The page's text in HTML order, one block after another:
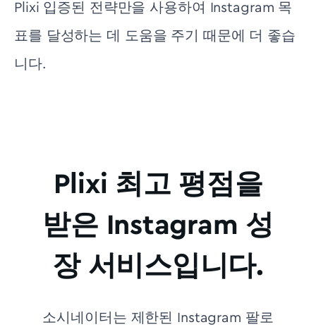
Plixi 입증된 전략만을 사용하여 Instagram 목
표를 달성하는 데 도움을 주기 때문에 더 좋습
니다.
Plixi 최고 평점을
받은 Instagram 성
장 서비스입니다.
소시네이터는 제한된 Instagram 팔로